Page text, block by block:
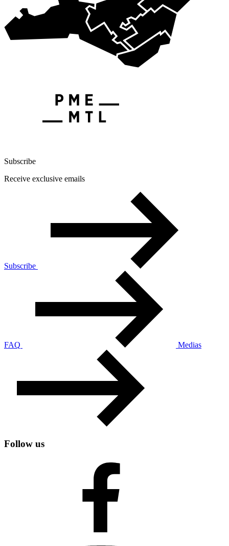
Subscribe
Receive exclusive emails
Subscribe
FAQ Medias
Follow us